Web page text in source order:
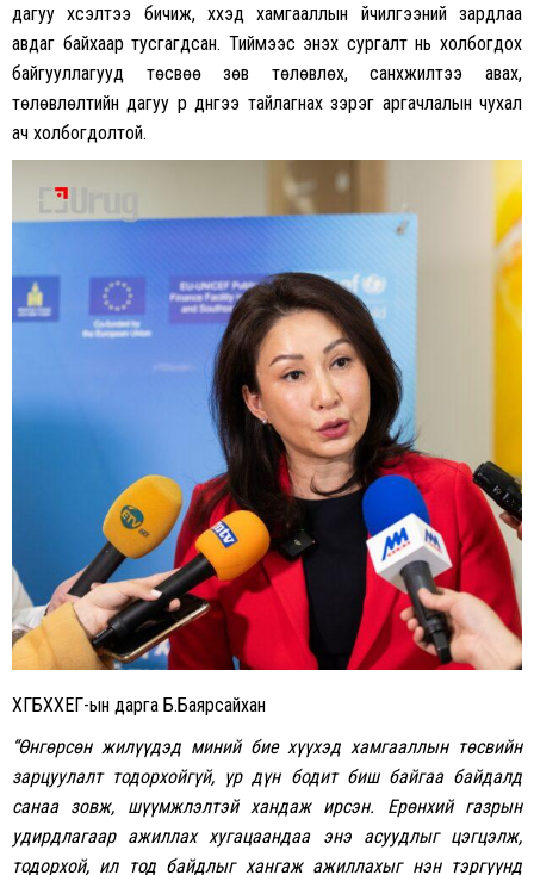
дагуу хүсэлтээ бичиж, хүүхэд хамгааллын үйчилгээний зардлаа
авдаг байхаар тусгагдсан. Тиймээс энэхүү сургалт нь холбогдох
байгууллагууд төсвөө зөв төлөвлөх, санхүүжилтээ авах,
төлөвлөлтийн дагуу үр дүнгээ тайлагнах зэрэг аргачлалын чухал
ач холбогдолтой.
ХГБХХЕГ-ын дарга Б.Баярсайхан
“Өнгөрсөн жилүүдэд миний бие хүүхэд хамгааллын төсвийн
зарцуулалт тодорхойгүй, үр дүн бодит биш байгаа байдалд
санаа зовж, шүүмжлэлтэй хандаж ирсэн. Ерөнхий газрын
удирдлагаар ажиллах хугацаандаа энэ асуудлыг цэгцэлж,
тодорхой, ил тод байдлыг хангаж ажиллахыг нэн тэргүүнд